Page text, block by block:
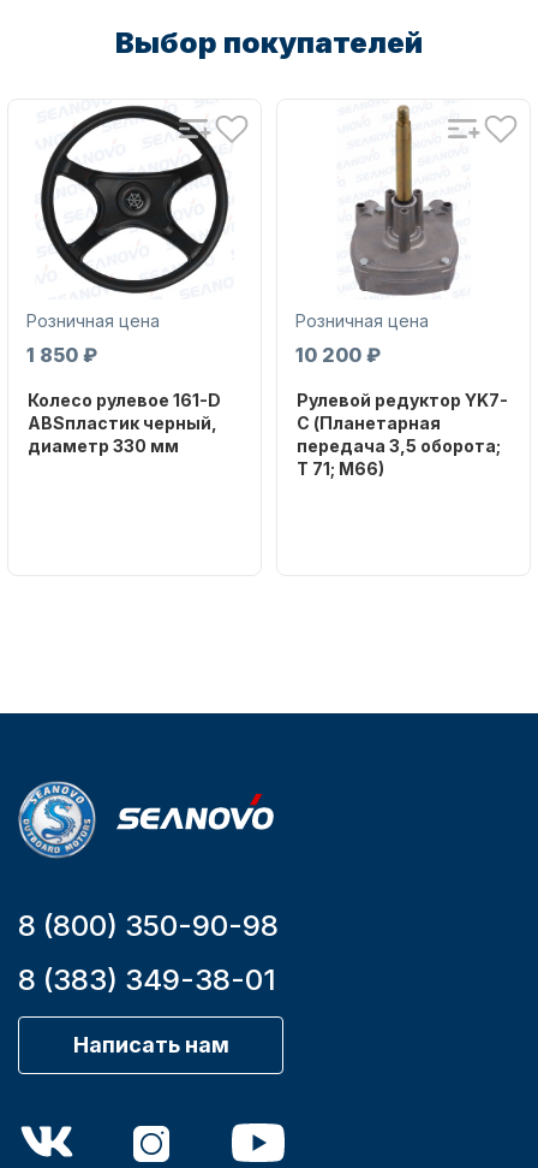
Аксессуары для лодок и
катеров
Подобрать запчасти для
лодочных моторов
Выбор покупателей
Розничная цена
1 850 ₽
Колесо рулевое 161-D
ABSпластик черный,
диаметр 330 мм
Розничная цена
10 200 ₽
Рулевой редуктор YK7-
C (Планетарная
передача 3,5 оборота;
T 71; M66)
8 (800) 350-90-98
8 (383) 349-38-01
Написать нам